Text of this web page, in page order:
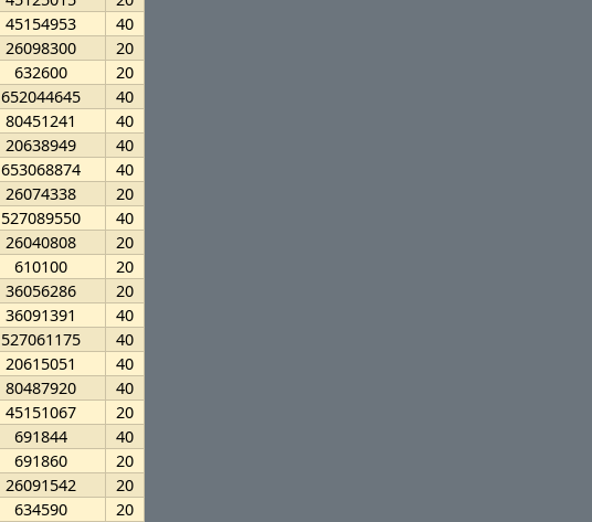
45154953
40
26098300
20
632600
20
652044645
40
80451241
40
20638949
40
653068874
40
26074338
20
527089550
40
26040808
20
610100
20
36056286
20
36091391
40
527061175
40
20615051
40
80487920
40
45151067
20
691844
40
691860
20
26091542
20
634590
20